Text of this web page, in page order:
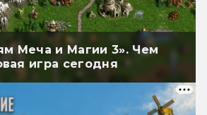
Меча и Магии 3». Чем
игра сегодня